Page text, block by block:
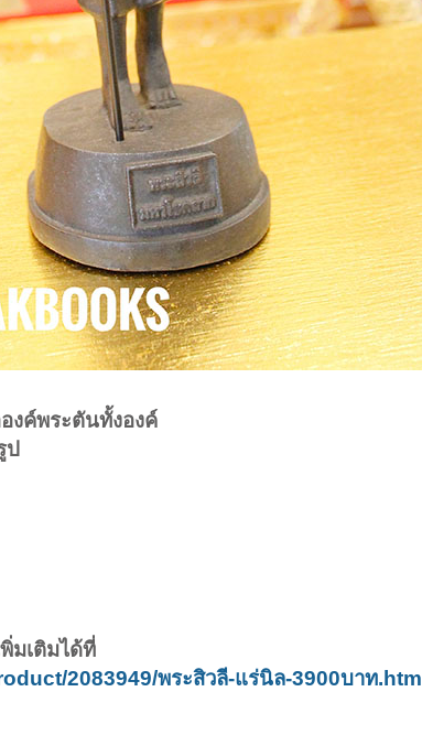
งค์พระตันทั้งองค์
ป
มเติมได้ที่
2083949/พระสิวลี-แร่นิล-3900บาท.html